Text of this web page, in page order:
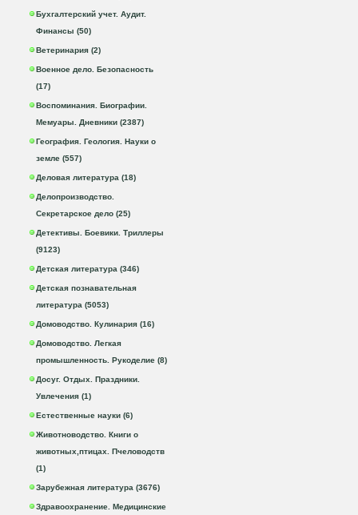
Бухгалтерский учет. Аудит.
Финансы (50)
Ветеринария (2)
Военное дело. Безопасность
(17)
Воспоминания. Биографии.
Мемуары. Дневники (2387)
География. Геология. Науки о
земле (557)
Деловая литература (18)
Делопроизводство.
Секретарское дело (25)
Детективы. Боевики. Триллеры
(9123)
Детская литература (346)
Детская познавательная
литература (5053)
Домоводство. Кулинария (16)
Домоводство. Легкая
промышленность. Рукоделие (8)
Досуг. Отдых. Праздники.
Увлечения (1)
Естественные науки (6)
Животноводство. Книги о
животных,птицах. Пчеловодств
(1)
Зарубежная литература (3676)
Здравоохранение. Медицинские